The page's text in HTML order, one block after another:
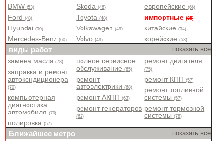
BMW(53)
Ford(48)
Hyundai(50)
Mercedes-Benz(60)
Skoda(48)
Toyota(48)
Volkswagen(49)
Volvo(49)
европейские(66)
импортные(85)
китайские(54)
корейские(53)
виды работ показать все
замена масла(78)
заправка и ремонт
автокондиционера
(70)
компьютерная
диагностика
автомобиля(79)
полировка(57)
полное сервисное
обслуживание(65)
ремонт
автоэлектрики(68)
ремонт АКПП(63)
ремонт генераторов
(62)
ремонт двигателя
(75)
ремонт КПП(57)
ремонт топливной
системы(57)
ремонт тормозной
системы(78)
Ближайшее метро показать все